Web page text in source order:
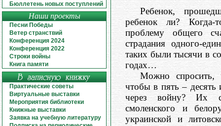
Бюллетень новых поступлений
Наши проекты
Песни Победы
Ветер странствий
Конференция 2024
Конференция 2022
Строки войны
Книга памяти
Практические советы
Виртуальные выставки
Мероприятия библиотеки
Книжные выставки
Заявка на учебную литературу
Ребенок,
ребенок ли? Когда-
проблему общего
страдания одного-
таких были тысячи в
годах…
Можно спросить,
чтобы в пять – десять
через войну? Их
смоленского и
украинской и